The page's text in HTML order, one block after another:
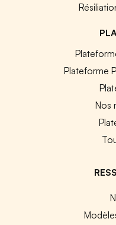
Plateforme
Nos